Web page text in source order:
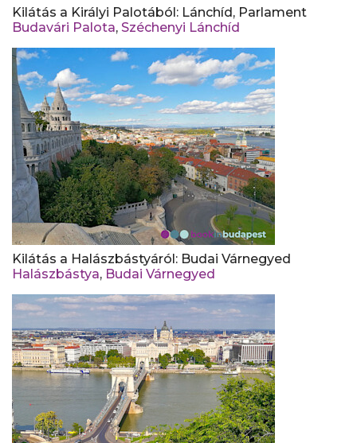
Kilátás a Királyi Palotából: Lánchíd, Parlament
Budavári Palota, Széchenyi Lánchíd
Kilátás a Halászbástyáról: Budai Várnegyed
Halászbástya, Budai Várnegyed